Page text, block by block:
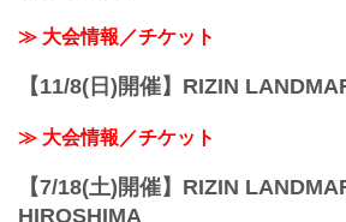
≫ 大会情報／チケット
【11/8(日)開催】RIZIN
≫ 大会情報／チケット
【7/18(土)開催】RIZIN
HIROSHIMA